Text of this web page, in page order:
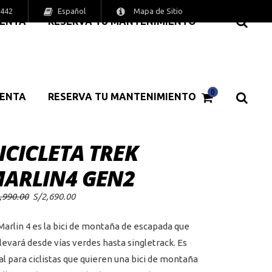
Español Mapa de Sitio
RESERVA TU MANTENIMIENTO 0
RESERVA TU MANTENIMIENTO
TREK
GEN2
El
precio
era:
S/2,990.00.
S/2,690.00El
es:
S/2,690.00.
4 es la bici de montaña de escapada que
desde vías verdes hasta singletrack. Es
para ciclistas que quieren una bici de montaña